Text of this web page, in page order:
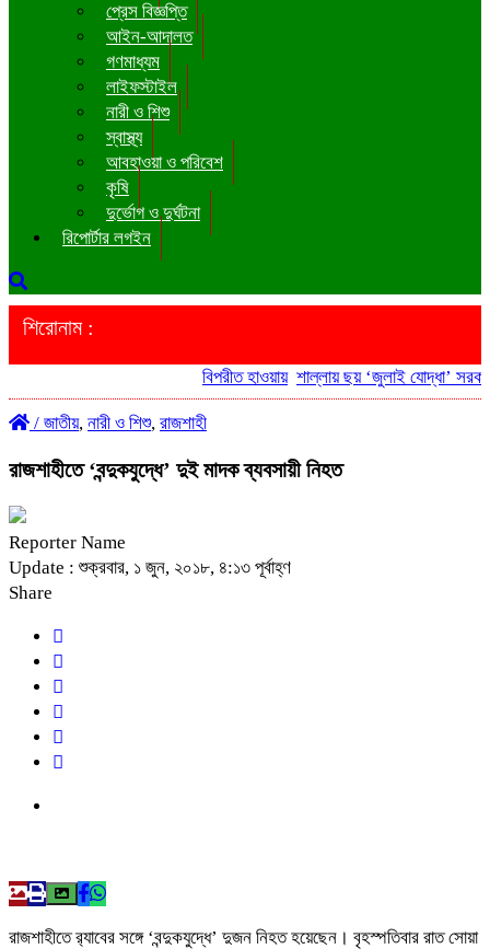
প্রেস বিজ্ঞপ্তি
আইন-আদালত
গণমাধ্যম
লাইফস্টাইল
নারী ও শিশু
স্বাস্থ্য
আবহাওয়া ও পরিবেশ
কৃষি
দুর্ভোগ ও দুর্ঘটনা
রিপোর্টার লগইন
শিরোনাম :
বিপরীত হাওয়ায় শাল্লায় ছয় ‘জুলাই যোদ্ধা’
/ জাতীয়, নারী ও শিশু, রাজশাহী
রাজশাহীতে ‘বন্দুকযুদ্ধে’ দুই মাদক ব্যবসায়ী নিহত
Reporter Name
Update : শুক্রবার, ১ জুন, ২০১৮, ৪:১৩ পূর্বাহ্ণ
Share
রাজশাহীতে র‍্যাবের সঙ্গে ‘বন্দুকযুদ্ধে’ দুজন নিহত হয়েছেন। বৃহস্পতিবার রাত সোয়া